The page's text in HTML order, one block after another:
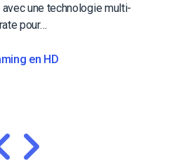
une technologie multi-
pour…
en HD